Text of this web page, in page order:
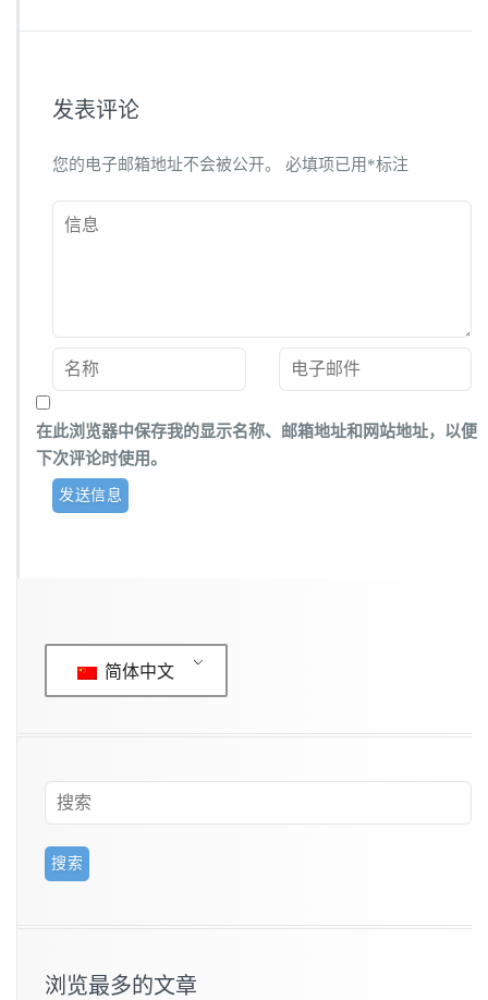
发表评论
您的电子邮箱地址不会被公开。 必填项已用*标注
在此浏览器中保存我的显示名称、邮箱地址和网站地址，以便
下次评论时使用。
简体中文
浏览最多的文章